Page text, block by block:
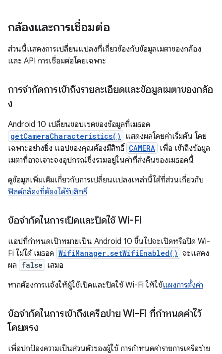
กล้องและการเชื่อมต่อ
ส่วนนี้แสดงการเปลี่ยนแปลงที่เกี่ยวข้องกับข้อมูลเมตาของกล้อง
และ API การเชื่อมต่อโดยเฉพาะ
การจำกัดการเข้าถึงรายละเอียดและข้อมูลเมตาของกล้อ
ง
Android 10 เปลี่ยนขอบเขตของข้อมูลที่เมธอด
getCameraCharacteristics()
แสดงผลโดยค่าเริ่มต้น โดย
เฉพาะอย่างยิ่ง แอปของคุณต้องมีสิทธิ์ CAMERA เพื่อ เข้าถึงข้อมูล
เมตาที่อาจเจาะจงอุปกรณ์ซึ่งรวมอยู่ในค่าที่ส่งคืนของเมธอดนี้
ดูข้อมูลเพิ่มเติมเกี่ยวกับการเปลี่ยนแปลงเหล่านี้ได้ที่ส่วนเกี่ยวกับ
ฟิลด์กล้องที่ต้องได้รับสิทธิ์
ข้อจำกัดในการเปิดและปิดใช้ Wi-Fi
แอปที่กำหนดเป้าหมายเป็น Android 10 ขึ้นไปจะเปิดหรือปิด Wi-
Fi ไม่ได้ เมธอด WifiManager.setWifiEnabled() จะแสดง
ผล false เสมอ
หากต้องการแจ้งให้ผู้ใช้เปิดและปิดใช้ Wi-Fi ให้ใช้แผงการตั้งค่า
ข้อจำกัดในการเข้าถึงเครือข่าย Wi-Fi ที่กำหนดค่าไว้
โดยตรง
เพื่อปกป้องความเป็นส่วนตัวของผู้ใช้ การกำหนดค่ารายการเครือข่าย